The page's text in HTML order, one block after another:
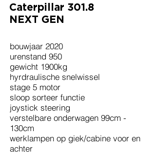
Caterpillar 301.8
NEXT GEN
bouwjaar 2020
urenstand 950
gewicht 1900kg
hyrdraulische snelwissel
stage 5 motor
sloop sorteer functie
joystick steering
verstelbare onderwagen 99cm -
130cm
werklampen op giek/cabine voor en
achter